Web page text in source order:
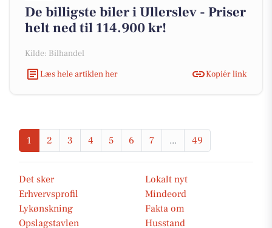
De billigste biler i Ullerslev - Priser
helt ned til 114.900 kr!
Kilde: Bilhandel
Læs hele artiklen her
Kopiér link
1 2 3 4 5 6 7 ... 49
Det sker
Lokalt nyt
Erhvervsprofil
Mindeord
Lykønskning
Fakta om
Opslagstavlen
Husstand